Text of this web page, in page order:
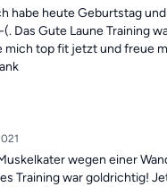
habe heute Geburtstag
Das Gute Laune Training
mich top fit jetzt und freue
wegen einer
Training war goldrichtig!